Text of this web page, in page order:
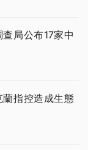
局公布17家中
指控造成生態